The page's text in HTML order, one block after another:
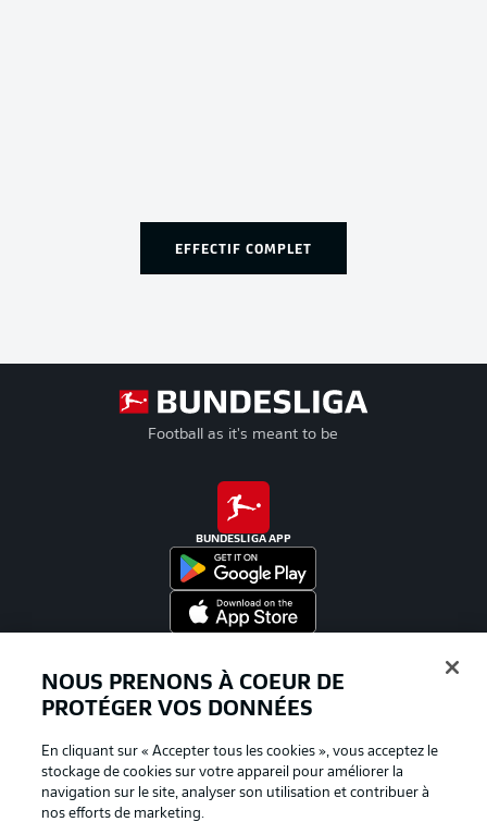
EFFECTIF COMPLET
Football as it's meant to be
BUNDESLIGA APP
NOUS PRENONS À COEUR DE
PROTÉGER VOS DONNÉES
En cliquant sur « Accepter tous les cookies », vous acceptez le
stockage de cookies sur votre appareil pour améliorer la
navigation sur le site, analyser son utilisation et contribuer à
nos efforts de marketing.